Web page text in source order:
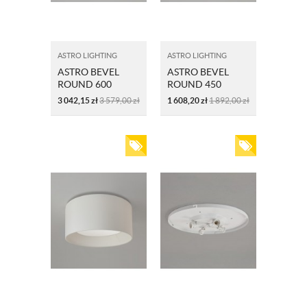
ASTRO LIGHTING
ASTRO BEVEL
ROUND 600
5021009
3 042,15zł3 579,00zł
ASTRO LIGHTING
ASTRO BEVEL
ROUND 450
5021011
1 608,20zł1 892,00zł